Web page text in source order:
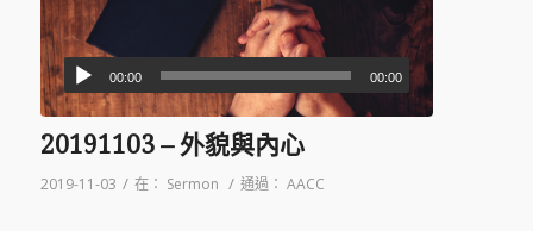
00:00 00:00
20191103 – 外貌與內心
2019-11-03 / 在： Sermon / 通過： AACC